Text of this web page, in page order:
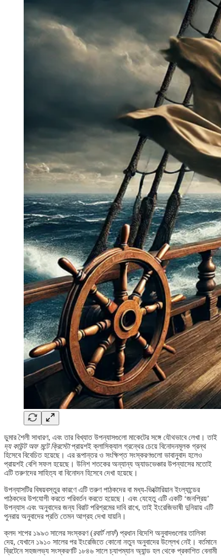
ডুমার শৈলী সাধারণ, এবং তার বিখ্যাত উপন্যাসগুলো মাকেটের সঙ্গে যৌথভাবে লেখা। তাই
দ্য কাউন্ট অফ মন্টে ক্রিস্টোপ্রায়শই ক্লাসিক্যাল গ্রন্থের চেয়ে বিনোদনমূলক গ্রন্থ
হিসেবে বিবেচিত হয়েছে। এর রূপান্তর ও সংক্ষিপ্ত সংস্করণগুলো ভাবানুবাদ হলেও
প্রায়শই বেশি সফল হয়েছে। উনিশ শতকের অন্যান্য অ্যাডভেঞ্চার উপন্যাসের মতোই
এটি তরুণদের সাহিত্য বা বিনোদন হিসেবে দেখা হয়েছে।
উপন্যাসটির বিষয়বস্তুর কারণে এটি তরুণ পাঠকদের বা মধ্য-ভিক্টোরিয়ান ইংল্যান্ডের
পাঠকদের উপযোগী করতে পরিবর্তন করতে হয়েছে। এবং যেহেতু এটি একটি ‘জনপ্রিয়’
উপন্যাস এবং অনুবাদের জন্য বিরাট পরিশ্রমের দাবি রাখে, তাই ইংরেজিভাষী দুনিয়ায় এটি
পুনরায় অনুবাদের প্রতি তেমন আগ্রহ দেখা যায়নি।
ক্লদ শপের ১৯৯৩ সালের সংস্করণ (রবার্ট লাফঁ) প্রধান বিদেশি অনুবাদগুলোর তালিকা
দেয়, যেখানে ১৯১০ সালের পর ইংরেজিতে কোনো নতুন অনুবাদের উল্লেখ নেই। বর্তমানে
ব্রিটেনে সহজলভ্য সংস্করণটি ১৮৪৬ সালে চ্যাপম্যান অ্যান্ড হল থেকে প্রকাশিত বেনামী